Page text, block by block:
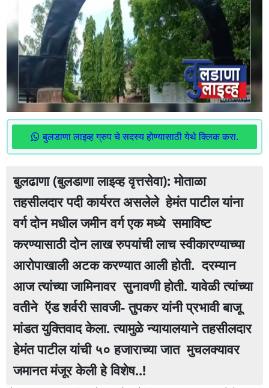
बुलडाणा लाइव्ह ग्रुप चे सदस्य होण्यासाठी येथे क्लिक करा.
बुलढाणा (बुलडाणा लाइव्ह वृत्तसेवा): मोताळा
तहसीलदार पदी कार्यरत असलेले हेमंत पाटील यांना
वर्ग दोन मधील जमीन वर्ग एक मध्ये समाविष्ट
करण्यासाठी दोन लाख रुपयांची लाच स्वीकारण्याच्या
आरोपाखाली अटक करण्यात आली होती. दरम्यान
आज त्यांच्या जामिनावर सुनावणी होती. यावेळी त्यांच्या
वतीने ऍड शर्वरी सावजी- तुपकर यांनी प्रभावी बाजू
मांडत युक्तिवाद केला. त्यामुळे न्यायालयाने तहसीलदार
हेमंत पाटील यांची ५० हजाराच्या जात मुचलक्यावर
जमानत मंजूर केली हे विशेष..!